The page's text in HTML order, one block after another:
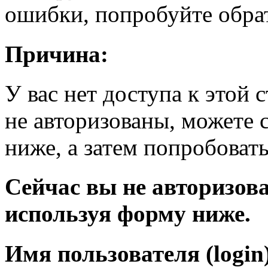
ошибки, попробуйте
Причина:
У вас нет доступа к
не авторизованы, можете
ниже, а затем
Сейчас вы не
используя форму ниже.
Имя пользователя